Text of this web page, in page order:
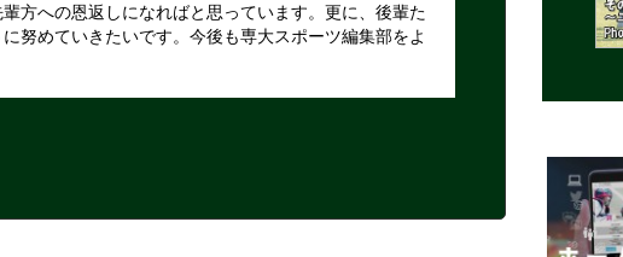
方への恩返しになればと思っています。更に、後輩た
努めていきたいです。今後も専大スポーツ編集部をよ